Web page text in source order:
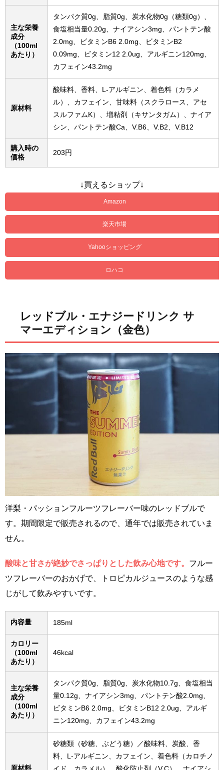
主な栄養
成分
（100ml
あたり）
タンパク質0g、脂質0g、炭水化物0g（糖類0g）、
食塩相当量0.20g、ナイアシン3mg、パントテン酸
2.0mg、ビタミンB6 2.0mg、ビタミンB2
0.09mg、ビタミン12 2.0ug、アルギニン120mg、
カフェイン43.2mg
原材料
酸味料、香料、L-アルギニン、着色料（カラメ
ル）、カフェイン、甘味料（スクラロース、アセ
スルファムK）、増粘剤（キサンタガム）、ナイア
シン、パントテン酸Ca、V.B6、V.B2、V.B12
購入時の
価格
203円
↓買えるショップ↓
Amazon
楽天市場
Yahooショッピング
ロハコ
レッドブル・エナジードリンク サ
マーエディション（金色）
洋梨・パッションフルーツフレーバー味のレッドブルで
す。期間限定で販売されるので、通年では販売されていま
せん。
酸味と甘さが絶妙でさっぱりとした飲み心地です。 フルー
ツフレーバーのおかげで、トロピカルジュースのような感
じがして飲みやすいです。
内容量 185ml
カロリー
（100ml
あたり）
46kcal
主な栄養
成分
（100ml
あたり）
タンパク質0g、脂質0g、炭水化物10.7g、食塩相当
量0.12g、ナイアシン3mg、パントテン酸2.0mg、
ビタミンB6 2.0mg、ビタミンB12 2.0ug、アルギ
ニン120mg、カフェイン43.2mg
原材料
砂糖類（砂糖、ぶどう糖）／酸味料、炭酸、香
料、L-アルギニン、カフェイン、着色料（カロチノ
イド、カラメル）、酸化防止剤（V.C）、ナイアシ